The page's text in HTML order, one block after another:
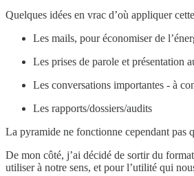
Quelques idées en vrac d’où appliquer
Les mails, pour économiser de
Les prises de parole et présentation
Les conversations importantes - à
Les rapports/dossiers/audits
La pyramide ne fonctionne cependant pas
De mon côté, j’ai décidé de sortir du
utiliser à notre sens, et pour l’utilité qui